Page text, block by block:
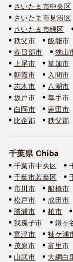
さいたま市中央区
さいたま市見沼区
さいたま市緑区
秩父市
飯能市
春日部市
狭山
上尾市
草加市
朝霞市
入間市
志木市
八潮市
坂戸市
幸手市
白岡市
蓮田市
比企郡
秩父郡
千葉県 Chiba
千葉市中央区
千葉市若葉区
市川市
船橋市
松戸市
成田市
勝浦市
柏市
我孫子市
鎌ヶ
富津市
袖ケ浦
茂原市
富里市
山武市
大網白